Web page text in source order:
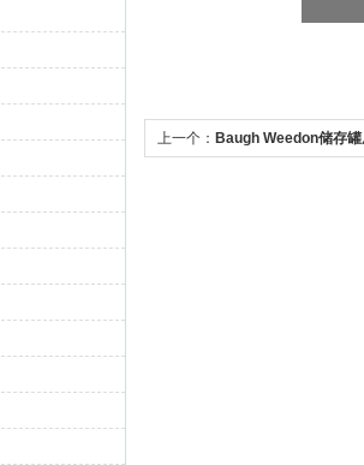
上一个： Baugh Weedon储存